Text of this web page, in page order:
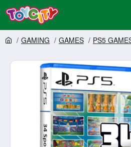
GAMING GAMES PS5